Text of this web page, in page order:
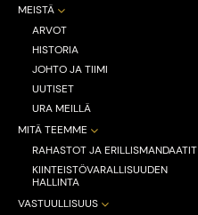
MEISTÄ
ARVOT
HISTORIA
JOHTO JA TIIMI
UUTISET
URA MEILLÄ
MITÄ TEEMME
RAHASTOT JA ERILLISMANDAATIT
KIINTEISTÖVARALLISUUDEN
HALLINTA
VASTUULLISUUS